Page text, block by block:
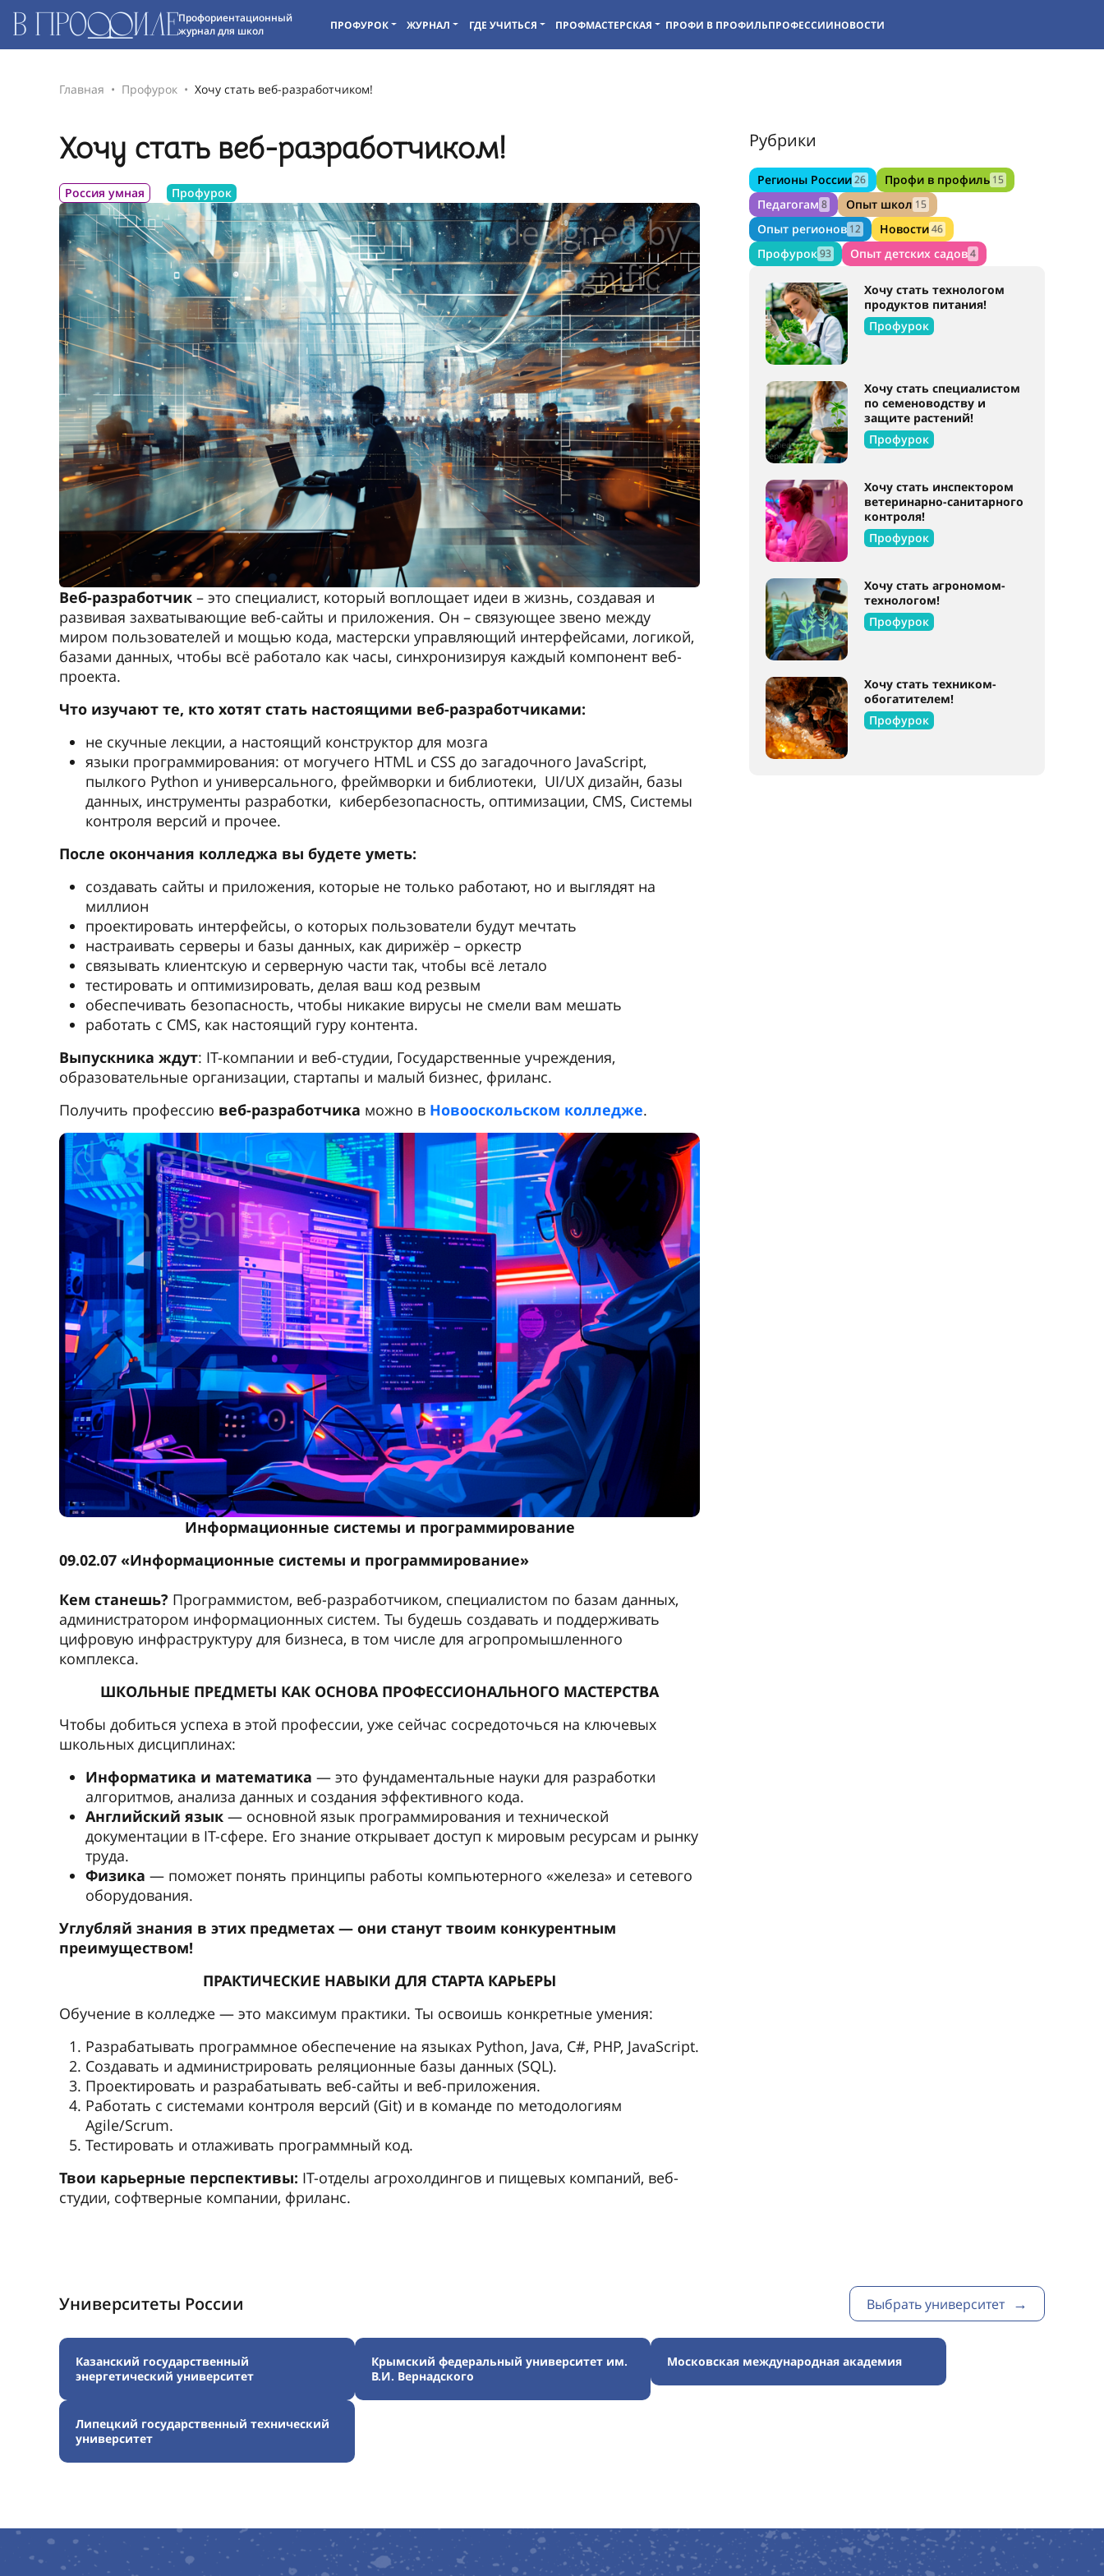
Профориентационный
журнал для школ
ПРОФУРОК ЖУРНАЛ ГДЕ УЧИТЬСЯ ПРОФМАСТЕРСКАЯ ПРОФИ В ПРОФИЛЬПРОФЕССИИНОВОСТИ
Главная Профурок Хочу стать веб-разработчиком!
Хочу стать веб-разработчиком!
Россия умная Профурок
Веб-разработчик – это специалист, который воплощает идеи в жизнь, создавая и
развивая захватывающие веб-сайты и приложения. Он – связующее звено между
миром пользователей и мощью кода, мастерски управляющий интерфейсами, логикой,
базами данных, чтобы всё работало как часы, синхронизируя каждый компонент веб-
проекта.
Что изучают те, кто хотят стать настоящими веб-разработчиками:
не скучные лекции, а настоящий конструктор для мозга
языки программирования: от могучего HTML и CSS до загадочного JavaScript,
пылкого Python и универсального, фреймворки и библиотеки, UI/UX дизайн, базы
данных, инструменты разработки, кибербезопасность, оптимизации, CMS, Системы
контроля версий и прочее.
После окончания колледжа вы будете уметь:
создавать сайты и приложения, которые не только работают, но и выглядят на
миллион
проектировать интерфейсы, о которых пользователи будут мечтать
настраивать серверы и базы данных, как дирижёр – оркестр
связывать клиентскую и серверную части так, чтобы всё летало
тестировать и оптимизировать, делая ваш код резвым
обеспечивать безопасность, чтобы никакие вирусы не смели вам мешать
работать с CMS, как настоящий гуру контента.
Выпускника ждут: IT-компании и веб-студии, Государственные учреждения,
образовательные организации, стартапы и малый бизнес, фриланс.
Получить профессию веб-разработчика можно в Новооскольском колледже.
Информационные системы и программирование
09.02.07 «Информационные системы и программирование»
Кем станешь? Программистом, веб-разработчиком, специалистом по базам данных,
администратором информационных систем. Ты будешь создавать и поддерживать
цифровую инфраструктуру для бизнеса, в том числе для агропромышленного
комплекса.
ШКОЛЬНЫЕ ПРЕДМЕТЫ КАК ОСНОВА ПРОФЕССИОНАЛЬНОГО МАСТЕРСТВА
Чтобы добиться успеха в этой профессии, уже сейчас сосредоточься на ключевых
школьных дисциплинах:
Информатика и математика — это фундаментальные науки для разработки
алгоритмов, анализа данных и создания эффективного кода.
Английский язык — основной язык программирования и технической
документации в IT-сфере. Его знание открывает доступ к мировым ресурсам и рынку
труда.
Физика — поможет понять принципы работы компьютерного «железа» и сетевого
оборудования.
Углубляй знания в этих предметах — они станут твоим конкурентным
преимуществом!
ПРАКТИЧЕСКИЕ НАВЫКИ ДЛЯ СТАРТА КАРЬЕРЫ
Обучение в колледже — это максимум практики. Ты освоишь конкретные умения:
Разрабатывать программное обеспечение на языках Python, Java, C#, PHP, JavaScript.
Создавать и администрировать реляционные базы данных (SQL).
Проектировать и разрабатывать веб-сайты и веб-приложения.
Работать с системами контроля версий (Git) и в команде по методологиям
Agile/Scrum.
Тестировать и отлаживать программный код.
Твои карьерные перспективы: IT-отделы агрохолдингов и пищевых компаний, веб-
студии, софтверные компании, фриланс.
Рубрики
Регионы России26 Профи в профиль 15
Педагогам 8 Опыт школ 15
Опыт регионов 12 Новости46
Профурок93 Опыт детских садов4
Хочу стать технологом
продуктов питания!
Профурок
Хочу стать специалистом
по семеноводству и
защите растений!
Профурок
Хочу стать инспектором
ветеринарно-санитарного
контроля!
Профурок
Хочу стать агрономом-
технологом!
Профурок
Хочу стать техником-
обогатителем!
Профурок
Университеты России Выбрать университет
Казанский государственный
энергетический университет
Крымский федеральный университет им.
В.И. Вернадского
Московская международная академия
Липецкий государственный технический
университет